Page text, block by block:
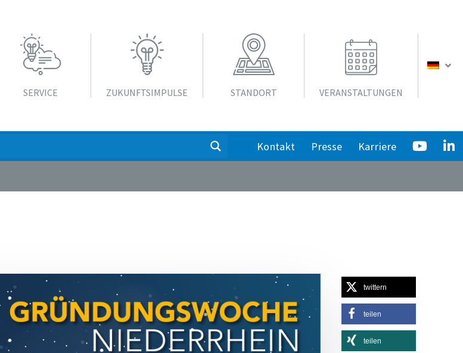
SERVICE ZUKUNFTS­IMPULSE STANDORT VERANSTALTUNGEN
Kontakt Presse Karriere
twittern
teilen
teilen